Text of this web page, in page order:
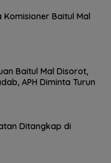
Komisioner Baitul Mal
Baitul Mal Disorot,
APH Diminta Turun
Ditangkap di